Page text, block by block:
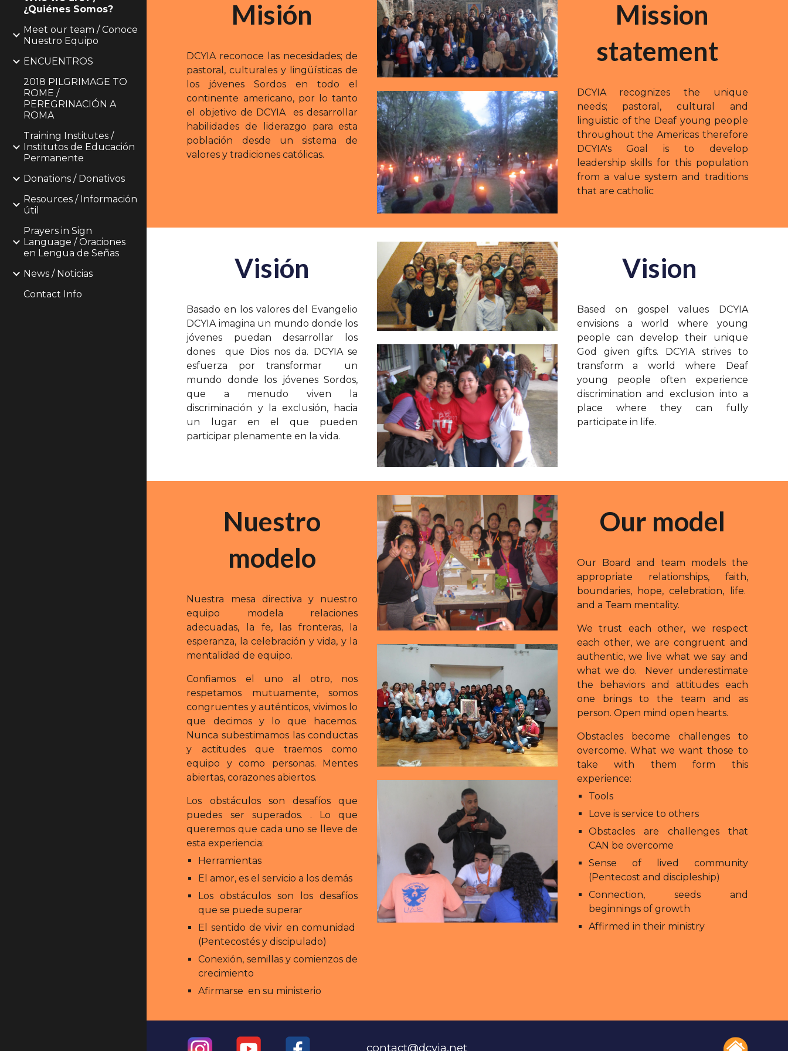
¿Quiénes Somos?
Meet our team / Conoce
Nuestro Equipo
ENCUENTROS
2018 PILGRIMAGE TO
ROME /
PEREGRINACIÓN A
ROMA
Training Institutes /
Institutos de Educación
Permanente
Donations / Donativos
Resources / Información
útil
Prayers in Sign
Language / Oraciones
en Lengua de Señas
News / Noticias
Contact Info
Misión
DCYIA reconoce las necesidades; de
pastoral, culturales y lingüísticas de
los jóvenes Sordos en todo el
continente americano, por lo tanto
el objetivo de DCYIA es desarrollar
habilidades de liderazgo para esta
población desde un sistema de
valores y tradiciones católicas.
Mission
statement
DCYIA recognizes the unique
needs; pastoral, cultural and
linguistic of the Deaf young people
throughout the Americas therefore
DCYIA's Goal is to develop
leadership skills for this population
from a value system and traditions
that are catholic
Visión
Basado en los valores del Evangelio
DCYIA imagina un mundo donde los
jóvenes puedan desarrollar los
dones que Dios nos da. DCYIA se
esfuerza por transformar un
mundo donde los jóvenes Sordos,
que a menudo viven la
discriminación y la exclusión, hacia
un lugar en el que pueden
participar plenamente en la vida.
Vision
Based on gospel values DCYIA
envisions a world where young
people can develop their unique
God given gifts. DCYIA strives to
transform a world where Deaf
young people often experience
discrimination and exclusion into a
place where they can fully
participate in life.
Nuestro
modelo
Nuestra mesa directiva y nuestro
equipo modela relaciones
adecuadas, la fe, las fronteras, la
esperanza, la celebración y vida, y la
mentalidad de equipo.
Confiamos el uno al otro, nos
respetamos mutuamente, somos
congruentes y auténticos, vivimos lo
que decimos y lo que hacemos.
Nunca subestimamos las conductas
y actitudes que traemos como
equipo y como personas. Mentes
abiertas, corazones abiertos.
Los obstáculos son desafíos que
puedes ser superados. . Lo que
queremos que cada uno se lleve de
esta experiencia:
Herramientas
El amor, es el servicio a los demás
Los obstáculos son los desafíos
que se puede superar
El sentido de vivir en comunidad
(Pentecostés y discipulado)
Conexión, semillas y comienzos de
crecimiento
Afirmarse en su ministerio
Our model
Our Board and team models the
appropriate relationships, faith,
boundaries, hope, celebration, life.
and a Team mentality.
We trust each other, we respect
each other, we are congruent and
authentic, we live what we say and
what we do. Never underestimate
the behaviors and attitudes each
one brings to the team and as
person. Open mind open hearts.
Obstacles become challenges to
overcome. What we want those to
take with them form this
experience:
Tools
Love is service to others
Obstacles are challenges that
CAN be overcome
Sense of lived community
(Pentecost and discipleship)
Connection, seeds and
beginnings of growth
Affirmed in their ministry
contact@dcyia.net